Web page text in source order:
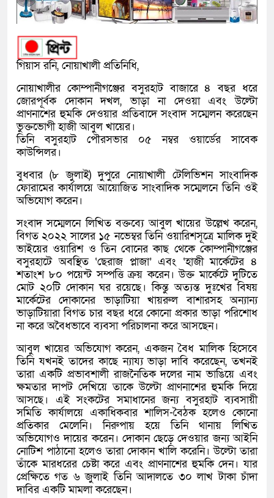
গিয়াস রনি, নোয়াখালী প্রতিনিধি,
নোয়াখালীর কোম্পানীগঞ্জের বসুরহাট বাজারে ৪ বছর ধরে
জোরপূর্বক দোকান দখল, ভাড়া না দেওয়া এবং উল্টো
প্রাণনাশের হুমকি দেওয়ার প্রতিবাদে সংবাদ সম্মেলন করেছেন
ভুক্তভোগী হাজী আবুল খায়ের।
তিনি বসুরহাট পৌরসভার ০৫ নম্বর ওয়ার্ডের সাবেক
কাউন্সিলর।
বুধবার (৮ জুলাই) দুপুরে নোয়াখালী টেলিভিশন সাংবাদিক
ফোরামের কার্যালয়ে আয়োজিত সাংবাদিক সম্মেলনে তিনি ওই
অভিযোগ করেন।
সংবাদ সম্মেলনে লিখিত বক্তব্যে আবুল খায়ের উল্লেখ করেন,
বিগত ২০২২ সালের ১৫ নভেম্বর তিনি ওয়ারিশসূত্রে মালিক দুই
ভাইয়ের ওয়ারিশ ও তিন বোনের কাছ থেকে কোম্পানীগঞ্জের
বসুরহাটে অবস্থিত ‘ছেরাজ প্লাজা’ এবং ‘হাজী মার্কেটের ৪
শতাংশ ৮০ পয়েন্ট সম্পত্তি ক্রয় করেন। উক্ত মার্কেটে দুটিতে
মোট ২০টি দোকান ঘর রয়েছে। কিন্তু অত্যন্ত দুঃখের বিষয়
মার্কেটের দোকানের ভাড়াটিয়া খায়রুল বাশারসহ অন্যান্য
ভাড়াটিয়ারা বিগত চার বছর ধরে কোনো প্রকার ভাড়া পরিশোধ
না করে অবৈধভাবে ব্যবসা পরিচালনা করে আসছেন।
আবুল খায়ের অভিযোগ করেন, একজন বৈধ মালিক হিসেবে
তিনি যখনই তাদের কাছে ন্যায্য ভাড়া দাবি করেছেন, তখনই
তারা একটি প্রভাবশালী রাজনৈতিক দলের নাম ভাঙিয়ে এবং
ক্ষমতার দাপট দেখিয়ে তাকে উল্টো প্রাণনাশের হুমকি দিয়ে
আসছে। এই সংকটের সমাধানের জন্য বসুরহাট ব্যবসায়ী
সমিতি কার্যালয়ে একাধিকবার শালিস-বৈঠক হলেও কোনো
প্রতিকার মেলেনি। নিরুপায় হয়ে তিনি থানায় লিখিত
অভিযোগও দায়ের করেন। দোকান ছেড়ে দেওয়ার জন্য আইনি
নোটিশ পাঠানো হলেও তারা দোকান খালি করেনি। উল্টো তারা
তাঁকে মারধরের চেষ্টা করে এবং প্রাণনাশের হুমকি দেন। যার
প্রেক্ষিতে গত ৬ জুলাই ‍তিনি আদালতে ৩০ লাখ টাকা চাঁদা
দাবির একটি মামলা করেছেন।